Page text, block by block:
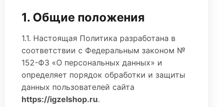
1. Общие положения
1.1. Настоящая Политика разработана в
соответствии с Федеральным законом №
152-ФЗ «О персональных данных» и
определяет порядок обработки и защиты
данных пользователей сайта
https://igzelshop.ru.